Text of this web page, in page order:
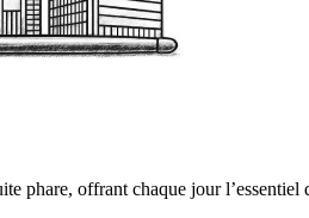
phare, offrant chaque jour